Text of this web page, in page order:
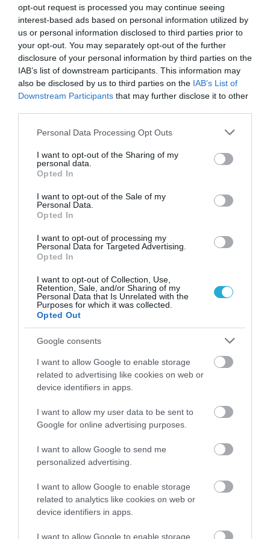
opt-out request is processed you may continue seeing
interest-based ads based on personal information utilized by
us or personal information disclosed to third parties prior to
your opt-out. You may separately opt-out of the further
disclosure of your personal information by third parties on the
IAB’s list of downstream participants. This information may
also be disclosed by us to third parties on the IAB’s List of
Downstream Participants that may further disclose it to other
Please note that this website/app uses one or more Google
not limited to your visit or usage behaviour. You may click to
grant or deny consent to Google and its third-party tags to
use your data for below specified purposes in below Google
consent section.
Personal Data Processing Opt Outs
I want to opt-out of the Sharing of my
personal data.
Opted In
I want to opt-out of the Sale of my
Personal Data.
Opted In
I want to opt-out of processing my
Personal Data for Targeted Advertising.
Opted In
I want to opt-out of Collection, Use,
Retention, Sale, and/or Sharing of my
Personal Data that Is Unrelated with the
Purposes for which it was collected.
Opted Out
Google consents
I want to allow Google to enable storage
related to advertising like cookies on web or
device identifiers in apps.
I want to allow my user data to be sent to
Google for online advertising purposes.
I want to allow Google to send me
personalized advertising.
I want to allow Google to enable storage
related to analytics like cookies on web or
device identifiers in apps.
I want to allow Google to enable storage
ΥΓΕΙΑ
2 Το τρόφιμο που θωρακίζει «αθόρυβα»
τα οστά σε κάθε ηλικία… δεν είναι το
γάλα!
Ανατροπή δεδομένων στα εμβόλια
mRNA: Οι εμβολιασμένοι πεθαίνουν
Ποιοι είναι οι φυσιολογικοί καρδιακοί
παλμοί και ποια τα επικίνδυνα όρια –
ΠΕΡΙΣΣΟΤΕΡΑ